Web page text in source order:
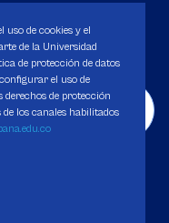
de 1980.
uso de cookies y el
de la Universidad
de protección de datos
el uso de
derechos de protección
de los canales habilitados